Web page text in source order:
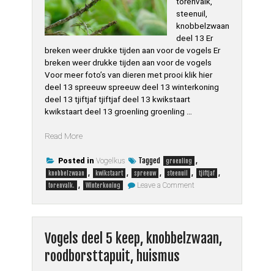
steenuil,
knobbelzwaan
deel 13 Er
breken weer drukke tijden aan voor de vogels Er
breken weer drukke tijden aan voor de vogels
Voor meer foto’s van dieren met prooi klik hier
deel 13 spreeuw spreeuw deel 13 winterkoning
deel 13 tjiftjaf tjiftjaf deel 13 kwikstaart
kwikstaart deel 13 groenling groenling …
Read More“Vogels
13
drukke
tijden,
kwikstaart,
groenling,
torenvalk,
Posted in Vogelkus Tagged groenling ,
knobbelzwaan , kwikstaart , spreeuw , steenuil , tjiftjaf ,
torenvalk. , Winterkoning Leave a Commenton
drukke
spreeuw,
winterkoning,
Vogels deel 5 keep, knobbelzwaan,
roodborsttapuit, huismus